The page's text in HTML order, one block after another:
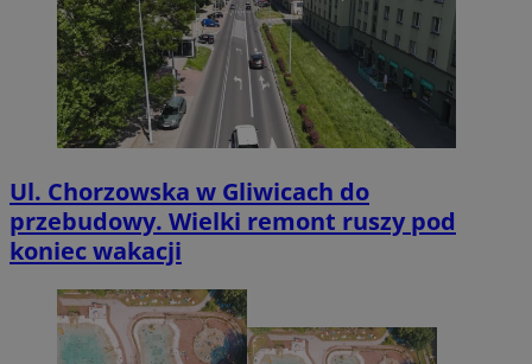
Ul. Chorzowska w Gliwicach do
przebudowy. Wielki remont ruszy pod
koniec wakacji